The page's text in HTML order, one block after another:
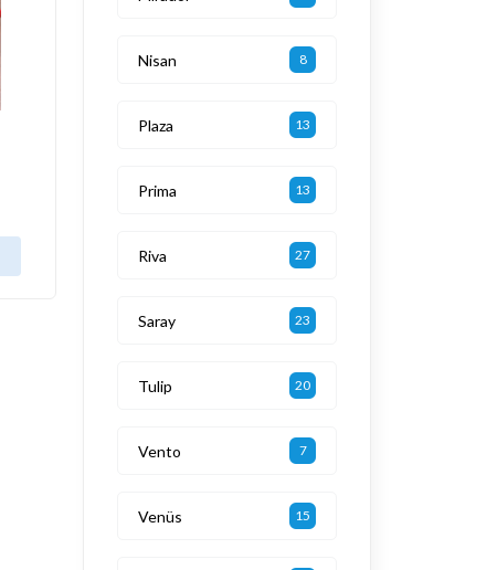
Nisan 8
Plaza 13
Prima 13
Riva 27
Saray 23
Tulip 20
Vento 7
Venüs 15